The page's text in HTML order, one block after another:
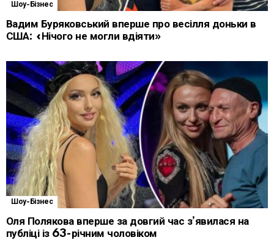
Шоу-Бізнес
Вадим Буряковський вперше про весілля доньки в
США: «Нічого не могли вдіяти»
Шоу-Бізнес
Оля Полякова вперше за довгий час з’явилася на
публіці із 63-річним чоловіком